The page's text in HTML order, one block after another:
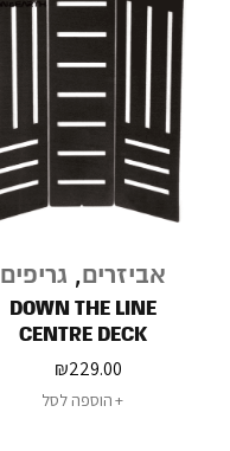
אביזרים, גריפים
DOWN THE LINE
CENTRE DECK
₪229.00
הוספה לסל